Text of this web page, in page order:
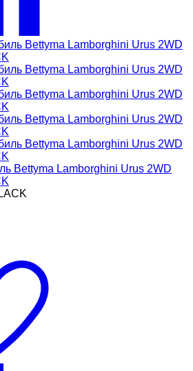
Bettyma Lamborghini Urus 2WD